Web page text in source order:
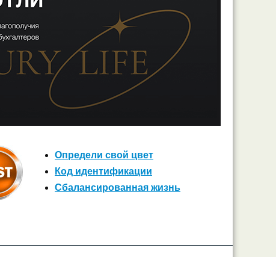
Определи свой цвет
Код идентификации
Сбалансированная жизнь